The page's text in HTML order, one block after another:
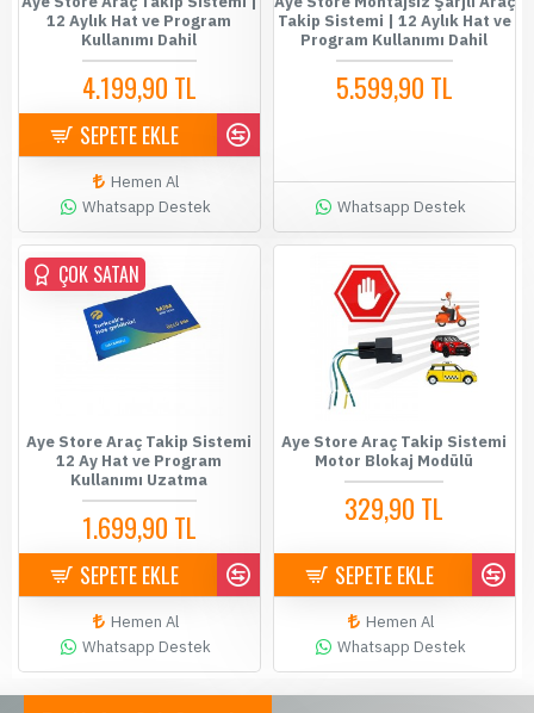
12 Aylık Hat ve Program
Kullanımı Dahil
4.199,90 TL
SEPETE EKLE
Hemen Al
Whatsapp Destek
Takip Sistemi | 12 Aylık Hat ve
Program Kullanımı Dahil
5.599,90 TL
Whatsapp Destek
ÇOK SATAN
Aye Store Araç Takip Sistemi
12 Ay Hat ve Program
Kullanımı Uzatma
1.699,90 TL
SEPETE EKLE
Hemen Al
Whatsapp Destek
Aye Store Araç Takip Sistemi
Motor Blokaj Modülü
329,90 TL
SEPETE EKLE
Hemen Al
Whatsapp Destek